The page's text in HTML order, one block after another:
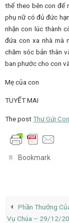
thể theo bên con để
phụ nữ có đủ đức
nhận con lúc thành
đứa con xa nhà mà
chăm sóc bản thân
ban phước cho con
Mẹ của con
TUYẾT MAI
The postThư Gửi
Bookmark
Phần Thưởng
Vụ Chúa – 29/12/